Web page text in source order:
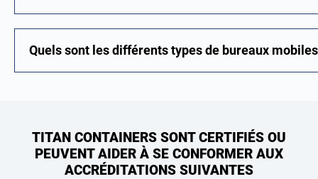
Quels sont les différents types de bureaux
TITAN CONTAINERS SONT CERTIFIÉS OU
PEUVENT AIDER À SE CONFORMER AUX
ACCRÉDITATIONS SUIVANTES